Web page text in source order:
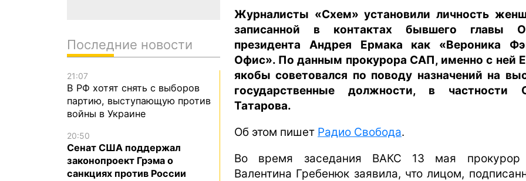
Журналисты «Схем» установили личность
записанной в контактах бывшего главы
президента Андрея Ермака как «Вероника
Офис». По данным прокурора САП, именно с ней
якобы советовался по поводу назначений на
государственные должности, в частности
Татарова.
Об этом пишет Радио Свобода.
Во время заседания ВАКС 13 мая
Валентина Гребенюк заявила, что лицом,
Последние новости
21:07
В РФ хотят снять с выборов
партию, выступающую против
войны в Украине
20:50
Сенат США поддержал
законопроект Грэма о
санкциях против России